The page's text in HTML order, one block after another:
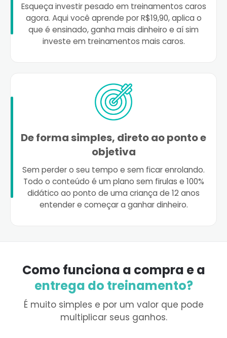
Esqueça investir pesado em treinamentos caros
agora. Aqui você aprende por R$19,90, aplica o
que é ensinado, ganha mais dinheiro e aí sim
investe em treinamentos mais caros.
De forma simples, direto ao ponto e
objetiva
Sem perder o seu tempo e sem ficar enrolando.
Todo o conteúdo é um plano sem firulas e 100%
didático ao ponto de uma criança de 12 anos
entender e começar a ganhar dinheiro.
Como funciona a compra e a
entrega do treinamento?
É muito simples e por um valor que pode
multiplicar seus ganhos.